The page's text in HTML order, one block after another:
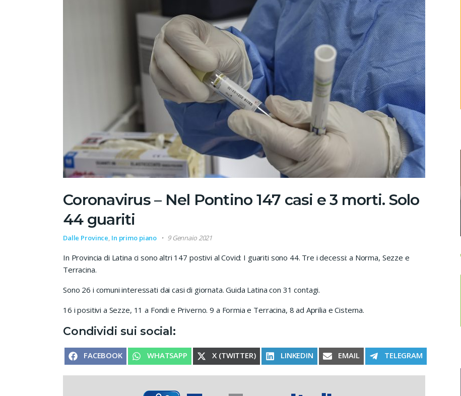
Coronavirus – Nel Pontino 147 casi e 3 morti. Solo
44 guariti
Dalle Province, In primo piano 9 Gennaio 2021
In Provincia di Latina ci sono altri 147 postivi al Covid: I guariti sono 44. Tre i decessi: a Norma, Sezze e
Terracina.
Sono 26 i comuni interessati dai casi di giornata. Guida Latina con 31 contagi.
16 i positivi a Sezze, 11 a Fondi e Priverno. 9 a Formia e Terracina, 8 ad Aprilia e Cisterna.
Condividi sui social:
SHARE ON
FACEBOOK SHARE ON
WHATSAPP SHARE ON
X (TWITTER) SHARE ON
LINKEDIN SHARE ON
EMAIL SHARE ON
TELEGRAM